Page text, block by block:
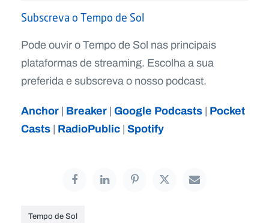
Subscreva o Tempo de Sol
Pode ouvir o Tempo de Sol nas principais
plataformas de streaming. Escolha a sua
preferida e subscreva o nosso podcast.
Anchor| Breaker| Google Podcasts| Pocket
Casts| RadioPublic|Spotify
Tempo de Sol